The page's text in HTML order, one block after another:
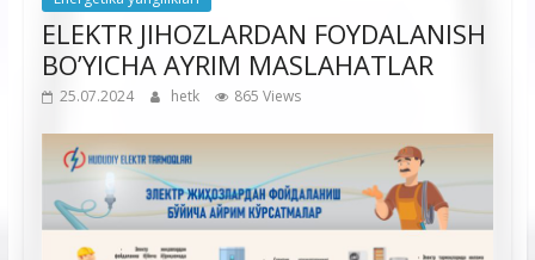
ELEKTR JIHOZLARDAN FOYDALANISH
BO’YICHA AYRIM MASLAHATLAR
25.07.2024 hetk 865 Views